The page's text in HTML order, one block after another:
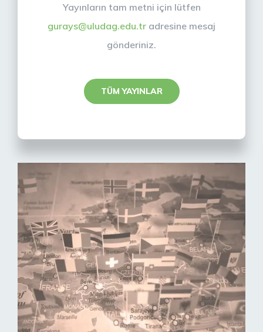
Yayınların tam metni için lütfen
gurays@uludag.edu.tr adresine mesaj
gönderiniz.
TÜM YAYINLAR